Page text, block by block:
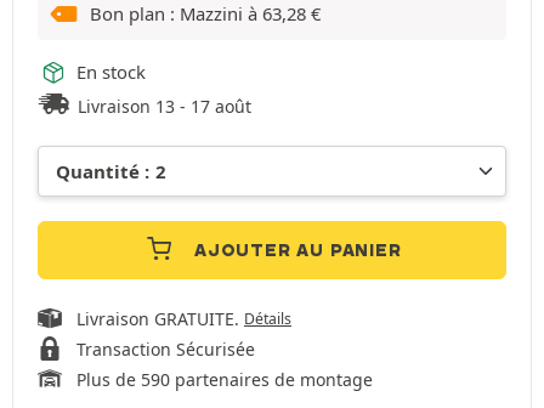
Bon plan : Mazzini à 63,28 €
En stock
Livraison 13 - 17 août
AJOUTER AU PANIER
Livraison GRATUITE. Détails
Transaction Sécurisée
Plus de 590 partenaires de montage